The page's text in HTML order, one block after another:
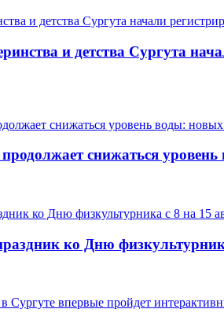
и детства Сургута
снижаться
ко Дню